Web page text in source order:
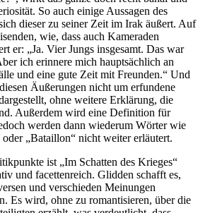
So auch einige Aussagen des
dieser zu seiner Zeit im Irak äußert. Auf
wie, dass auch Kameraden
er: „Ja. Vier Jungs insgesamt. Das war
ich erinnere mich hauptsächlich an
und eine gute Zeit mit Freunden.“ Und
Äußerungen nicht um erfundene
ohne weitere Erklärung, die
Außerdem wird eine Definition für
werden dann wiederum Wörter wie
„Bataillon“ nicht weiter erläutert.
ist „Im Schatten des Krieges“
und facettenreich. Glidden schafft es,
und verschieden Meinungen
Es wird, ohne zu romantisieren, über die